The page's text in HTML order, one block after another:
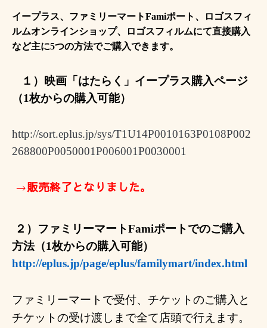
イープラス、ファミリーマートFamiポート、ロゴスフィ
ルムオンラインショップ、ロゴスフィルムにて直接購入
など主に5つの方法でご購入できます。
１） 映画「はたらく」イープラス購入ページ
（1枚からの購入可能）
http://sort.eplus.jp/sys/T1U14P0010163P0108P002
268800P0050001P006001P0030001
→販売終了となりました。
２）ファミリーマートFamiポートでのご購入
方法（1枚からの購入可能）
http://eplus.jp/page/eplus/familymart/index.html
ファミリーマートで受付、チケットのご購入と
チケットの受け渡しまで全て店頭で行えます。